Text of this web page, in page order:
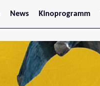
News
Stars
Kinoprogramm
Jetzt im Kino
Wien
Niederösterreich
Oberösterreich